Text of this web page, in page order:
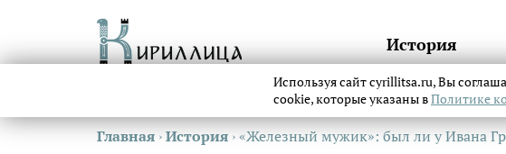
История
Главная ›История ›«Железный мужик»: был ли у Ивана
Используя сайт cyrillitsa.ru, Вы
cookie, которые указаны вПолитике